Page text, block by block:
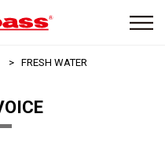
FRESH WATER